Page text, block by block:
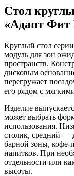
Стол
«Адапт
Круглый стол
модуль для зон
пространств.
дисковым
перегружает
его рядом с
Изделие
может выбрать
использования.
столик, средний —
барной зоны,
напитков. При
отдельности или
высоты.